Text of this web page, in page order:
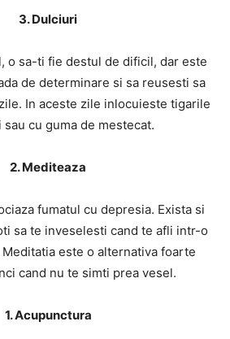
3. Dulciuri
o sa-ti fie destul de dificil, dar este
de determinare si sa reusesti sa
In aceste zile inlocuieste tigarile
cu guma de mestecat.
2. Mediteaza
fumatul cu depresia. Exista si
sa te inveselesti cand te afli intr-o
este o alternativa foarte
cand nu te simti prea vesel.
1. Acupunctura